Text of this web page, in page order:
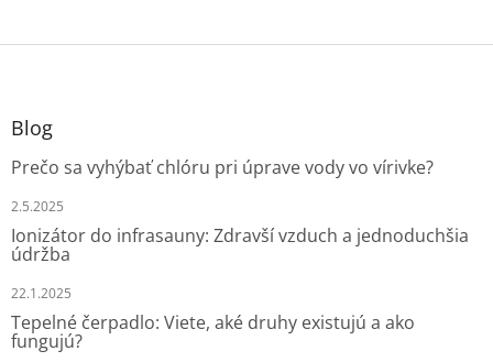
Z
Blog
Prečo sa vyhýbať chlóru pri úprave vody vo vírivke?
2.5.2025
Ionizátor do infrasauny: Zdravší vzduch a jednoduchšia
údržba
22.1.2025
Tepelné čerpadlo: Viete, aké druhy existujú a ako
fungujú?